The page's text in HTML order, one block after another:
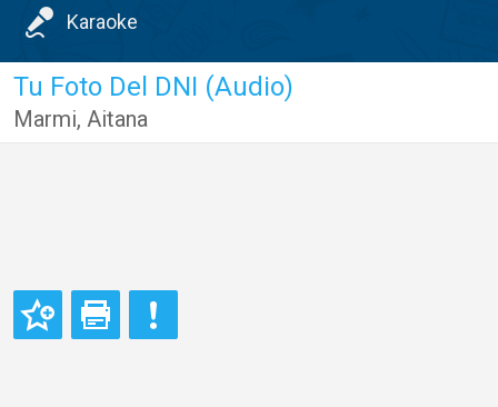
Karaoke
Tu Foto Del DNI (Audio)
Marmi, Aitana